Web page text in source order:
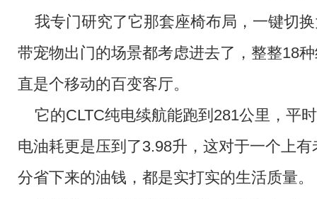
我专门研究了它那套座椅布局，一键切
带宠物出门的场景都考虑进去了，整整18
直是个移动的百变客厅。
它的CLTC纯电续航能跑到281公里，平
电油耗更是压到了3.98升，这对于一个上
分省下来的油钱，都是实打实的生活质量。